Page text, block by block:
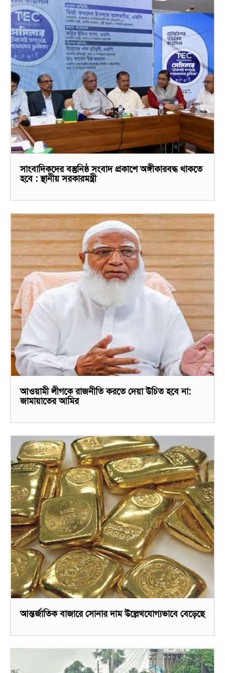
সাংবাদিকদের বস্তুনিষ্ঠ সংবাদ প্রকাশে অঙ্গীকারবদ্ধ থাকতে
হবে : স্থানীয় সরকারমন্ত্রী
আওয়ামী লীগকে রাজনীতি করতে দেয়া উচিত হবে না:
জামায়াতের আমির
আন্তর্জাতিক বাজারে সোনার দাম উল্লেখযোগ্যভাবে বেড়েছে